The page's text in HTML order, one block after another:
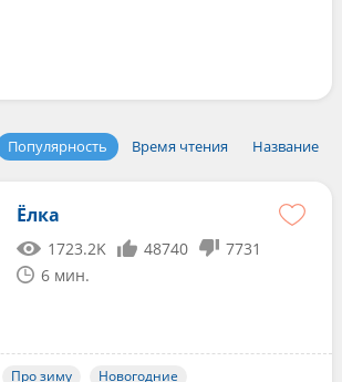
Популярность Время чтения Название
Ёлка
1723.2K 48740
7731
6 мин.
Про зиму
Новогодние